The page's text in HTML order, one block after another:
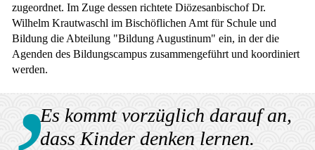
zugeordnet. Im Zuge dessen richtete Diözesanbischof Dr.
Wilhelm Krautwaschl im Bischöflichen Amt für Schule und
Bildung die Abteilung "Bildung Augustinum" ein, in der die
Agenden des Bildungscampus zusammengeführt und koordiniert
werden.
Es kommt vorzüglich darauf an,
dass Kinder denken lernen.